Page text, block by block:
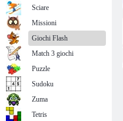
Sciare
Missioni
Giochi Flash
Match 3 giochi
Puzzle
Sudoku
Zuma
Tetris